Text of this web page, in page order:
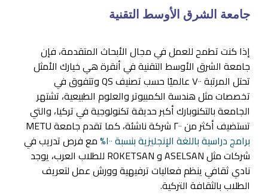
جامعة الشرق الأوسط التقنية
إذا كنت تطمح للعمل في مجال الأبحاث المتقدمة، فإن
جامعة الشرق الأوسط التقنية في أنقرة هي خيارك الأمثل
تحتل المرتبة ٧٠٠ عالميًا حسب تصنيف QS وتتفوق في
تخصصات مثل هندسة الكمبيوتر والعلوم الطبيعية، تشتهر
الجامعة بالتكنوبارك أكبر حديقة تكنولوجية في تركيا، والتي
تستضيف أكثر من ٢٠٠ شركة ناشئة، كما تقدم جامعة METU
برامج دراسية باللغة الإنجليزية بنسبة ١٠٠%
مع فرص تدريب في
شركات مثل ASELSAN و ROKETSAN للطلاب العرب، يوجد
نادي ثقافي ينظم فعاليات ترفيهية وورش عمل لتعريف
الطلاب بالثقافة التركية.